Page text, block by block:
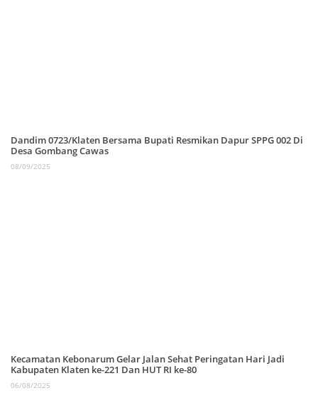
Dandim 0723/Klaten Bersama Bupati Resmikan Dapur SPPG 002 Di
Desa Gombang Cawas
08/09/2025
Kecamatan Kebonarum Gelar Jalan Sehat Peringatan Hari Jadi
Kabupaten Klaten ke-221 Dan HUT RI ke-80
06/08/2025